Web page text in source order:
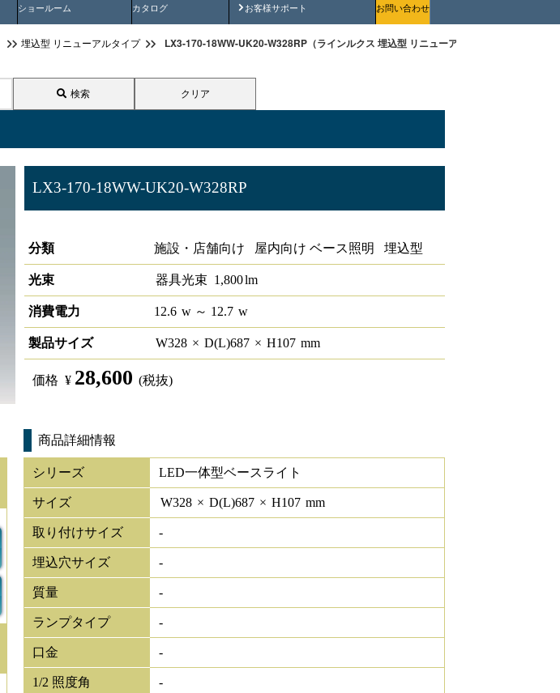
ショールーム カタログ お客様サポート
安全にご使用いただくためにお問い合わせ
埋込型 リニューアルタイプ LX3-170-18WW-UK20-W328RP（ラインルクス 埋込型 リニューアルタイプ 非調光 20形
検索 クリア
LX3-170-18WW-UK20-W328RP
分類
施設・店舗向け 屋内向け ベース照明 埋込型
光束 器具光束 1,800lm
消費電力 12.6 w ～ 12.7 w
製品サイズ W328 × D(L)687 × H107 mm
価格 ¥ 28,600 (税抜)
商品詳細情報
シリーズ LED一体型ベースライト
サイズ W328 × D(L)687 × H107 mm
取り付けサイズ -
埋込穴サイズ -
質量 -
ランプタイプ -
口金 -
1/2 照度角 -